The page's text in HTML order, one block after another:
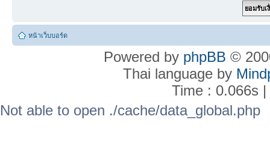
หน้าเว็บบอร์ด
Powered by phpBB ©
Thai language by
Time : 0.066s
Not able to open ./cache/data_global.php